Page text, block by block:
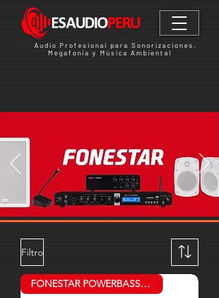
Audio Profesional para Sonorizaciones,
Megafonía y Música Ambiental
Filtro
FONESTAR POWERBASS-8TN